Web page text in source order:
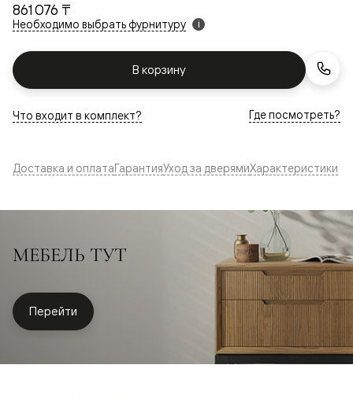
861 076 ₸
Необходимо выбрать фурнитуру i
В корзину
Что входит в комплект? Где посмотреть?
Доставка и оплатаГарантияУход за дверямиХарактеристики
МЕБЕЛЬ ТУТ
Перейти